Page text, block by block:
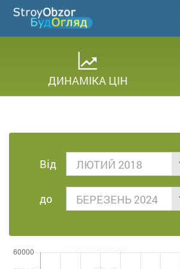
Перейти
основного
ДИНАМІКА ЦІН
Від ЛЮТИЙ 2018
до БЕРЕЗЕНЬ 2024